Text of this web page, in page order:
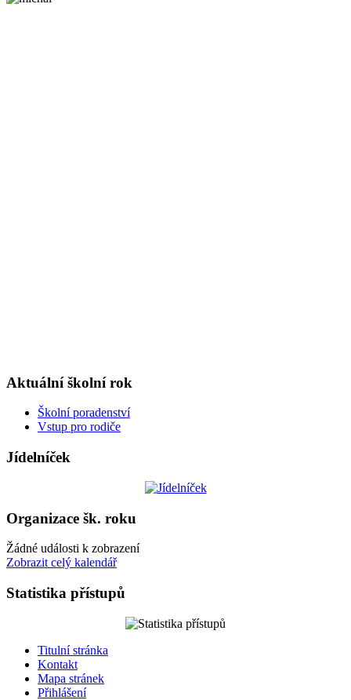
Aktuální školní rok
Školní poradenství
Vstup pro rodiče
Jídelníček
Organizace šk. roku
Žádné události k zobrazení
Zobrazit celý kalendář
Statistika přístupů
Titulní stránka
Kontakt
Mapa stránek
Přihlášení